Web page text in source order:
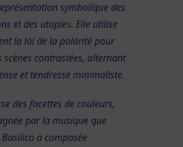
symbolique des
et des utopies. Elle utilise
la loi de la polarité pour
scènes contrastées, alternant
et tendresse minimaliste.
des facettes de couleurs,
par la musique que
a composée